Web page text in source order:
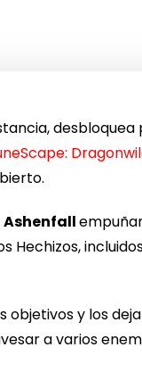
desbloquea
Ashenfall
Hechizos,
objetivos y los
a varios